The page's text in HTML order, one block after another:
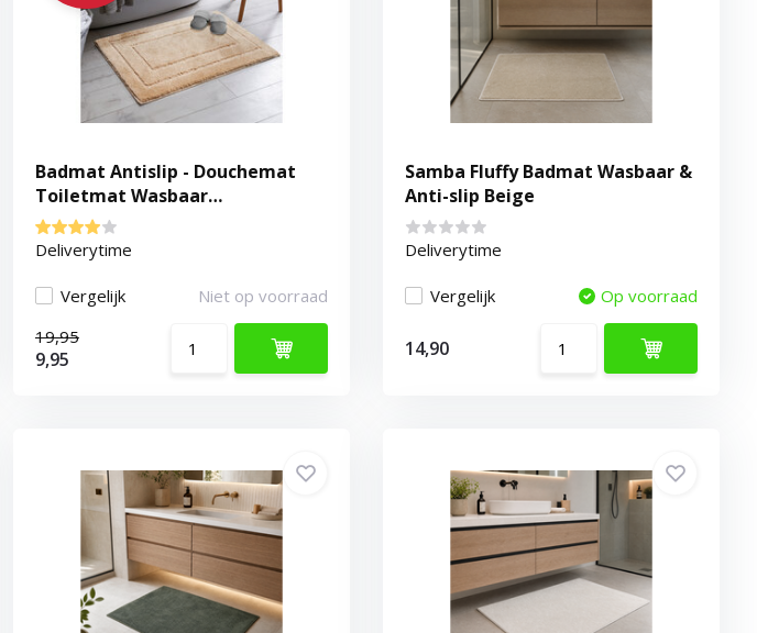
Badmat Antislip - Douchemat
Toiletmat Wasbaar
Waterabsorberend - Beige
Deliverytime
Vergelijk
Niet op voorraad
19,95
9,95
Samba Fluffy Badmat Wasbaar &
Anti-slip Beige
Deliverytime
Vergelijk Op voorraad
14,90